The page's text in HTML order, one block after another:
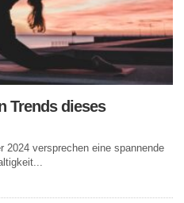
Trends dieses
2024 versprechen eine spannende